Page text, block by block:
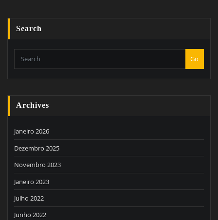
Search
Go
Archives
Janeiro 2026
Dezembro 2025
Novembro 2023
Janeiro 2023
Julho 2022
Junho 2022